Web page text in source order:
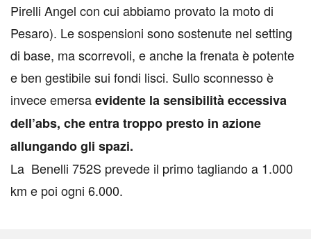
Pirelli Angel con cui abbiamo provato la moto di
Pesaro). Le sospensioni sono sostenute nel setting
di base, ma scorrevoli, e anche la frenata è potente
e ben gestibile sui fondi lisci. Sullo sconnesso è
invece emersaevidente la sensibilità eccessiva
dell’abs, che entra troppo presto in azione
allungando gli spazi.
La Benelli 752S prevede il primo tagliando a 1.000
km e poi ogni 6.000.